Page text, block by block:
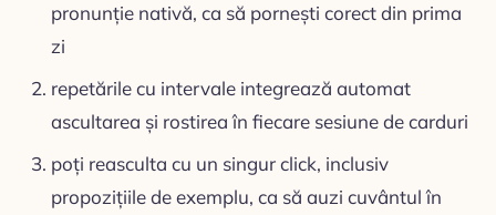
pronunție nativă, ca să pornești corect din prima
zi
repetările cu intervale integrează automat
ascultarea și rostirea în fiecare sesiune de carduri
poți reasculta cu un singur click, inclusiv
propozițiile de exemplu, ca să auzi cuvântul în